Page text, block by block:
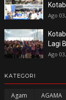
Ago
Lagi
Ago
KATEGORI
Agam AGAMA